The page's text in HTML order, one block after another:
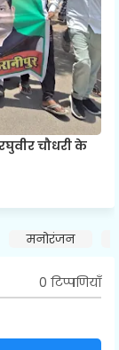
चौधरी के
मनोरंजन
0 टिप्पणियाँ